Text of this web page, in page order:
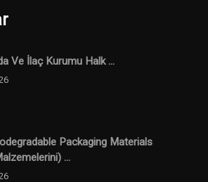
Ve İlaç Kurumu Halk ...
Packaging Materials
...